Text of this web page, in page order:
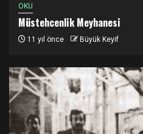
OKU
Müstehcenlik Meyhanesi
11 yıl önce Büyük Keyif